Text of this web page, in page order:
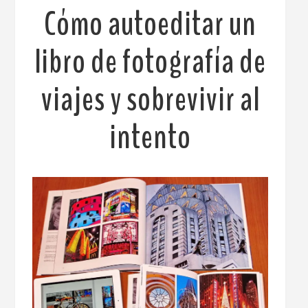
Cómo autoeditar un
libro de fotografía de
viajes y sobrevivir al
intento